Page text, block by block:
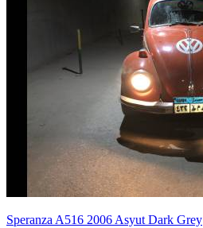
Speranza A516 2006 Asyut Dark Grey